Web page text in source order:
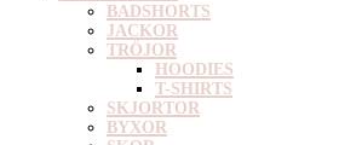
BADSHORTS
JACKOR
TRÖJOR
HOODIES
T-SHIRTS
SKJORTOR
BYXOR